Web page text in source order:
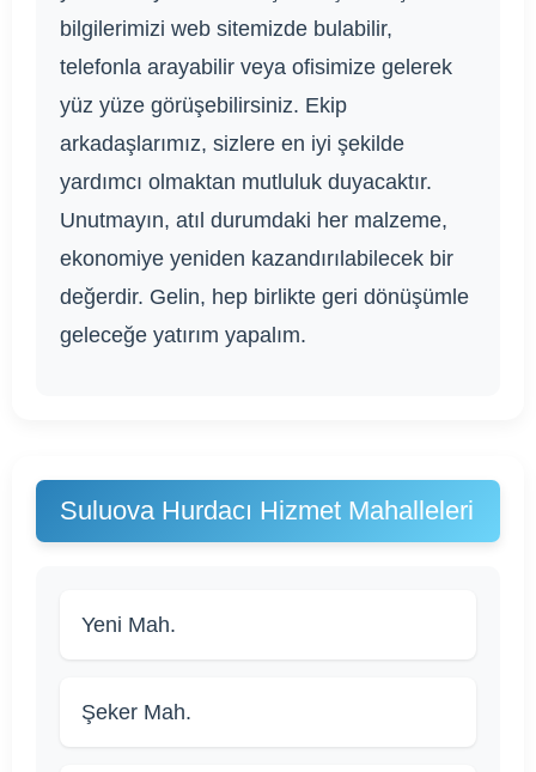
bilgilerimizi web sitemizde bulabilir,
telefonla arayabilir veya ofisimize gelerek
yüz yüze görüşebilirsiniz. Ekip
arkadaşlarımız, sizlere en iyi şekilde
yardımcı olmaktan mutluluk duyacaktır.
Unutmayın, atıl durumdaki her malzeme,
ekonomiye yeniden kazandırılabilecek bir
değerdir. Gelin, hep birlikte geri dönüşümle
geleceğe yatırım yapalım.
Suluova Hurdacı Hizmet Mahalleleri
Yeni Mah.
Şeker Mah.